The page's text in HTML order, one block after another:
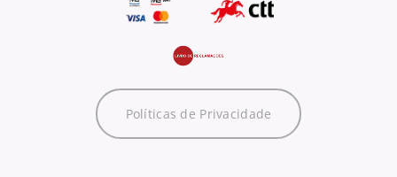
Políticas de Privacidade